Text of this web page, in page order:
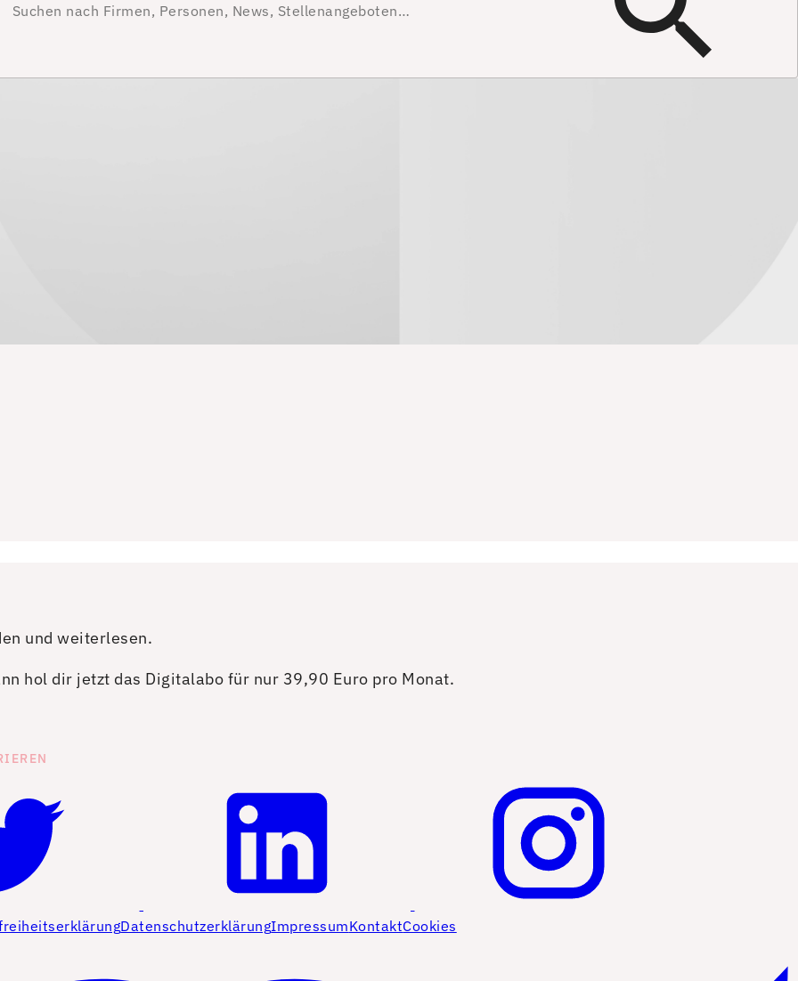
und weiterlesen.
hol dir jetzt das Digitalabo für nur 39,90 Euro pro Monat.
DatenschutzerklärungImpressumKontaktCookies